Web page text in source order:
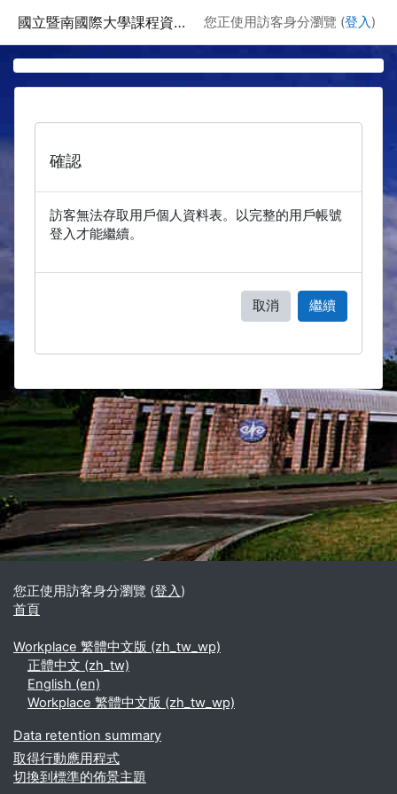
國立暨南國際大學課程資訊網 您正使用訪客身分瀏覽 (登入 )
確認
訪客無法存取用戶個人資料表。以完整的用戶帳號
登入才能繼續。
取消 繼續
區塊
補充內容區塊
您正使用訪客身分瀏覽 (登入)
首頁
Workplace 繁體中文版 ‎(zh_tw_wp)‎
正體中文 ‎(zh_tw)‎
English ‎(en)‎
Workplace 繁體中文版 ‎(zh_tw_wp)‎
Data retention summary
取得行動應用程式
切換到標準的佈景主題